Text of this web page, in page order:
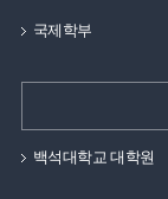
국제학부
백석대학교 대학원